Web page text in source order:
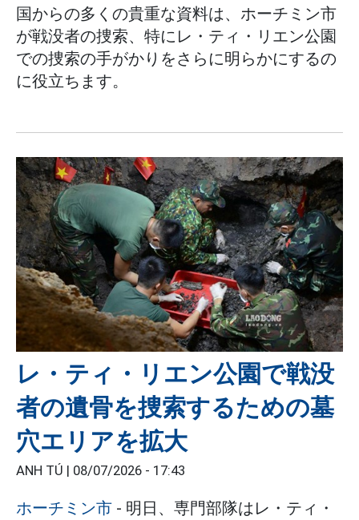
国からの多くの貴重な資料は、ホーチミン市
が戦没者の捜索、特にレ・ティ・リエン公園
での捜索の手がかりをさらに明らかにするの
に役立ちます。
レ・ティ・リエン公園で戦没
者の遺骨を捜索するための墓
穴エリアを拡大
ANH TÚ | 08/07/2026 - 17:43
ホーチミン市 - 明日、専門部隊はレ・ティ・